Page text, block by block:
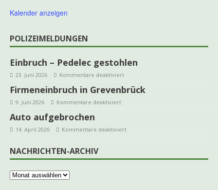
Kalender anzeigen
POLIZEIMELDUNGEN
Einbruch – Pedelec gestohlen
23. Juni 2026 Kommentare deaktiviert
Firmeneinbruch in Grevenbrück
9. Juni 2026 Kommentare deaktiviert
Auto aufgebrochen
14. April 2026 Kommentare deaktiviert
NACHRICHTEN-ARCHIV